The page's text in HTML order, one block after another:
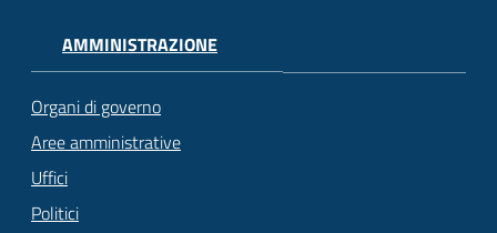
AMMINISTRAZIONE
Organi di governo
Aree amministrative
Uffici
Politici